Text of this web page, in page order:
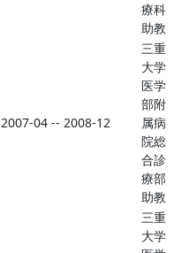
療科
助教
2007-04 -- 2008-12
三重
大学
医学
部附
属病
院総
合診
療部
助教
三重
大学